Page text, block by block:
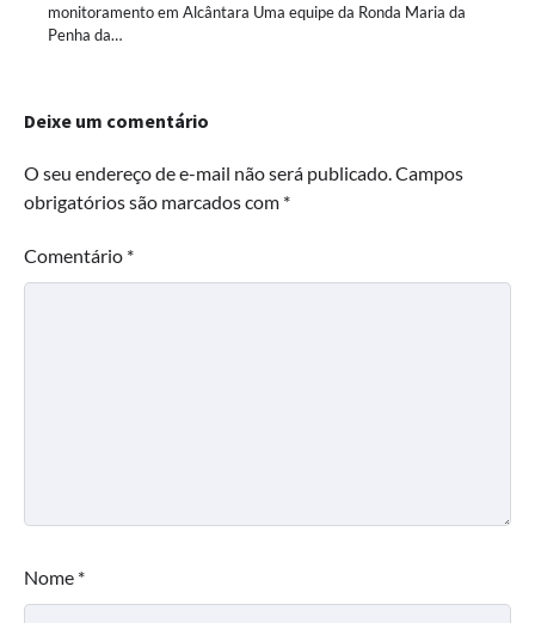
monitoramento em Alcântara Uma equipe da Ronda Maria da
Penha da…
Deixe um comentário
O seu endereço de e-mail não será publicado.Campos
obrigatórios são marcados com *
Comentário *
Nome *